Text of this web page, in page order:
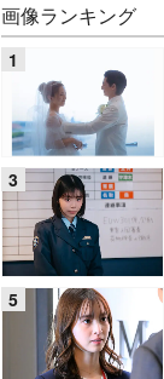
画像ランキング